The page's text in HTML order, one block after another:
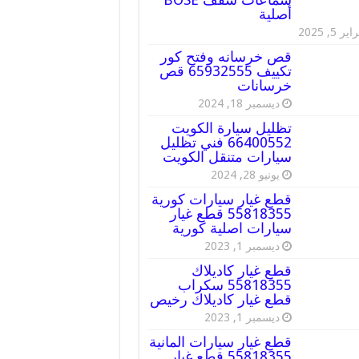
أصلية
5, 2025
قص خرسانه وفتح كور
تكييف 65932555 قص
خرسانات
ديسمبر 18, 2024
تظليل سيارة الكويت
66400552 فني تظليل
سيارات متنقل الكويت
يونيو 28, 2024
قطع غيار سيارات كورية
55818355 قطع غيار
سيارات اصلية كورية
ديسمبر 1, 2023
قطع غيار كاديلاك
55818355 سكراب
قطع غيار كاديلاك رخيص
ديسمبر 1, 2023
قطع غيار سيارات المانية